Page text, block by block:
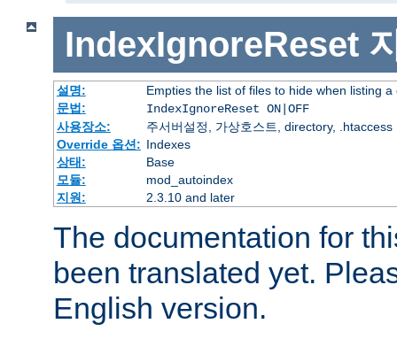
IndexIgnoreReset
설명:
Empties the list of files to hide when listing a
문법:
IndexIgnoreReset ON|OFF
사용장소:
주서버설정, 가상호스트, directory, .htaccess
Override 옵션: Indexes
상태:
Base
모듈:
mod_autoindex
지원:
2.3.10 and later
The documentation for
been translated yet.
English version.